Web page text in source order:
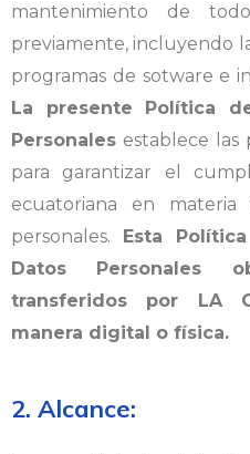
mantenimiento de
previamente, incluyendo
programas de sotware e
La presente Política
Personales establece las
para garantizar el
ecuatoriana en
personales.
Esta
Datos Personales
transferidos por LA
manera digital o física.
2. Alcance: